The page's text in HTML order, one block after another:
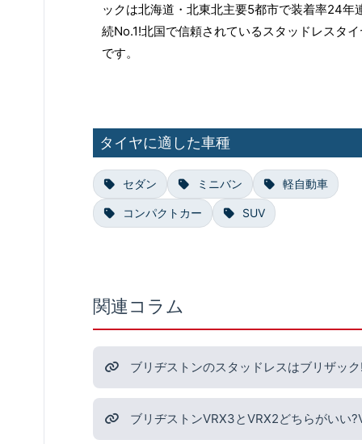
ックは北海道・北東北主要5都市で装着率24年
続No.1!北国で信頼されているスタッドレスタイ
です。
タイヤに適した車種
セダン ミニバン 軽自動車
コンパクトカー SUV
関連コラム
ブリヂストンのスタッドレスはブリザッ
ブリヂストンVRX3とVRX2どちらがいい